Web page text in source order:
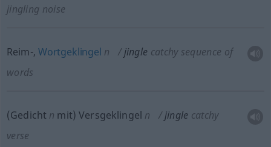
jingling noise
Reim-, Wortgeklingel n jingle catchy sequence of
words
(Gedicht n mit) Versgeklingel n jingle catchy
verse